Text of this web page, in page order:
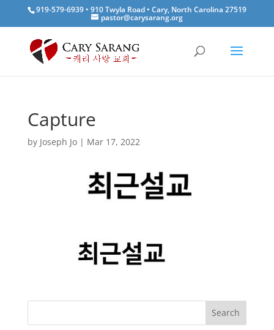
919-579-6939 • 910 Twyla Road • Cary, North Carolina 27519
pastor@carysarang.org
Capture
by Joseph Jo| Mar 17, 2022